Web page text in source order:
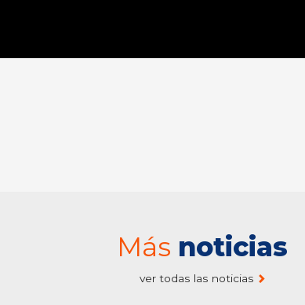
Más noticias
ver todas las noticias